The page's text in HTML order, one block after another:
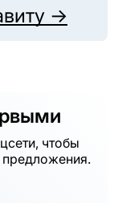
→
чтобы
предложения.